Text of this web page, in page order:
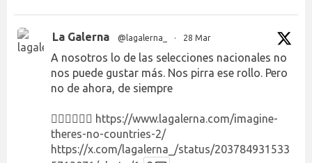
La Galerna @lagalerna_ · 28 Mar
A nosotros lo de las selecciones nacionales no
nos puede gustar más. Nos pirra ese rollo. Pero
no de ahora, de siempre
👉🏻👉🏻👉🏻 https://www.lagalerna.com/imagine-
theres-no-countries-2/
https://x.com/lagalerna_/status/203784931533